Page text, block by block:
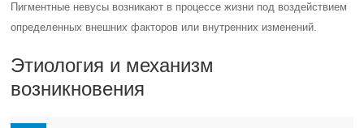
Пигментные невусы возникают в процессе жизни под воздействием
определенных внешних факторов или внутренних изменений.
Этиология и механизм
возникновения